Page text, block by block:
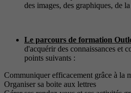
des images, des graphiques, de
Le parcours de formation
d'acquérir des connaissances et
points suivants :
Communiquer efficacement grâce à la
Organiser sa boite aux lettres